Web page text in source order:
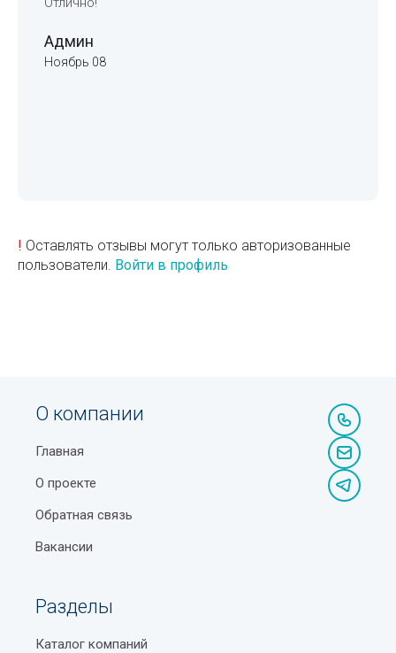
Админ
Ноябрь 08
! Оставлять отзывы могут только авторизованные
пользователи. Войти в профиль
О компании
Главная
О проекте
Обратная связь
Вакансии
Разделы
Каталог компаний